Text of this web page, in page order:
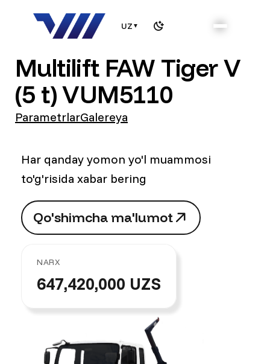
UZ ▼
Multilift FAW Tiger V
(5 t) VUM5110
ParametrlarGalereya
Har qanday yomon yo'l muammosi
to'g'risida xabar bering
Qo'shimcha ma'lumot
Qo'shimchama'lumot
NARX
647,420,000 UZS